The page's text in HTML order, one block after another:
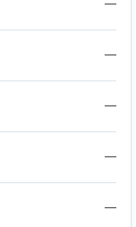
—
—
—
—
—